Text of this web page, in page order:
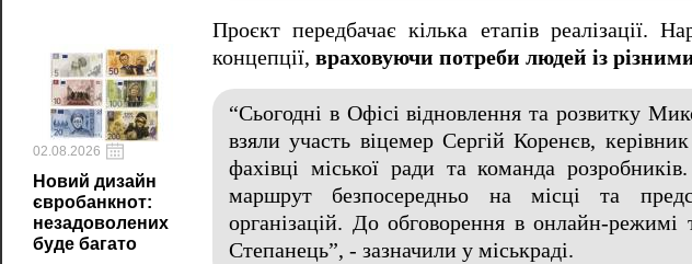
02.08.2026
Новий дизайн
євробанкнот:
незадоволених
буде багато
Проєкт передбачає кілька етапів реалізації.
концепції, враховуючи потреби людей із
“Сьогодні в Офісі відновлення та розвитку
взяли участь віцемер Сергій Коренєв,
фахівці міської ради та команда
маршрут безпосередньо на місці та
організацій. До обговорення в онлайн-
Степанець”, - зазначили у міськраді.